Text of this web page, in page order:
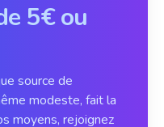
5€ ou
source de
modeste, fait la
moyens, rejoignez